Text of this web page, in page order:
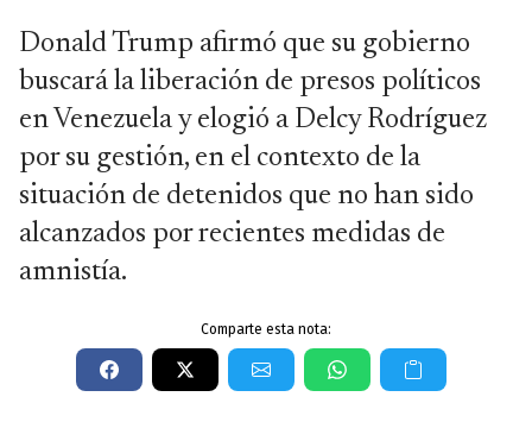
Donald Trump afirmó que su gobierno
buscará la liberación de presos políticos
en Venezuela y elogió a Delcy Rodríguez
por su gestión, en el contexto de la
situación de detenidos que no han sido
alcanzados por recientes medidas de
amnistía.
Comparte esta nota: